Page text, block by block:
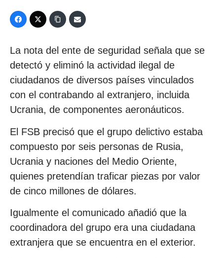
La nota del ente de seguridad señala que se
detectó y eliminó la actividad ilegal de
ciudadanos de diversos países vinculados
con el contrabando al extranjero, incluida
Ucrania, de componentes aeronáuticos.
El FSB precisó que el grupo delictivo estaba
compuesto por seis personas de Rusia,
Ucrania y naciones del Medio Oriente,
quienes pretendían traficar piezas por valor
de cinco millones de dólares.
Igualmente el comunicado añadió que la
coordinadora del grupo era una ciudadana
extranjera que se encuentra en el exterior.